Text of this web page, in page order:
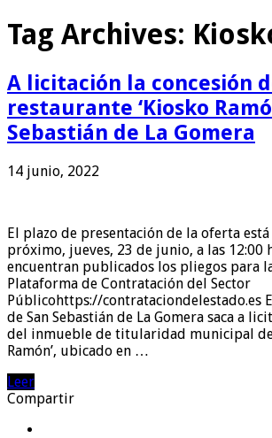
Tag Archives:
A licitación la concesión
restaurante ‘Kiosko
Sebastián de La Gomera
14 junio, 2022
El plazo de presentación de la oferta
próximo, jueves, 23 de junio, a las 12:00
encuentran publicados los pliegos para
Plataforma de Contratación del Sector
Públicohttps://contrataciondelestado.es
de San Sebastián de La Gomera saca a
del inmueble de titularidad municipal
Ramón’, ubicado en …
Leer
Compartir